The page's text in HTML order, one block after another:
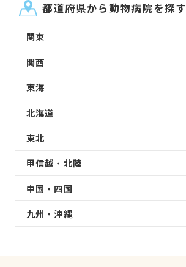
都道府県から動物病院を探す
関東
関西
東海
北海道
東北
甲信越・北陸
中国・四国
九州・沖縄